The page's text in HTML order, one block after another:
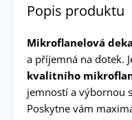
Popis produktu
Mikroflanelová deka
a příjemná na dotek.
kvalitního
jemností a výbornou
Poskytne vám